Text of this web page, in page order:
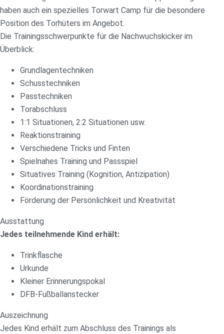
haben auch ein spezielles Torwart Camp für die besondere
Position des Torhüters im Angebot.
Die Trainingsschwerpunkte für die Nachwuchskicker im
Überblick:
Grundlagentechniken
Schusstechniken
Passtechniken
Torabschluss
1:1 Situationen, 2:2 Situationen usw.
Reaktionstraining
Verschiedene Tricks und Finten
Spielnahes Training und Passspiel
Situatives Training (Kognition, Antizipation)
Koordinationstraining
Förderung der Persönlichkeit und Kreativität
Ausstattung
Jedes teilnehmende Kind erhält:
Trinkflasche
Urkunde
Kleiner Erinnerungspokal
DFB-Fußballanstecker
Auszeichnung
Jedes Kind erhält zum Abschluss des Trainings als